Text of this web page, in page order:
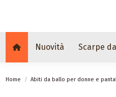
Nuovità Scarpe
Home Abiti da ballo per donne e